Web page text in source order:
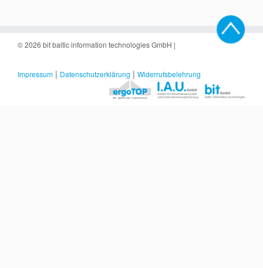
© 2026 bit baltic information technologies GmbH |
Impressum | Datenschutzerklärung | Widerrufsbelehrung